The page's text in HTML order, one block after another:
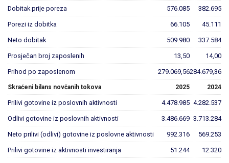
Dobitak prije poreza 576.085 382.695
Porezi iz dobitka 66.105 45.111
Neto dobitak 509.980 337.584
Prosječan broj zaposlenih 13,50 14,00
Prihod po zaposlenom 279.069,56284.679,36
Skraćeni bilans novčanih tokova 2025 2024
Prilivi gotovine iz poslovnih aktivnosti 4.478.985 4.282.537
Odlivi gotovine iz poslovnih aktivnosti 3.486.669 3.713.284
Neto prilivi (odlivi) gotovine iz poslovne aktivnosti 992.316 569.253
Prilivi gotovine iz aktivnosti investiranja 51.244 12.320